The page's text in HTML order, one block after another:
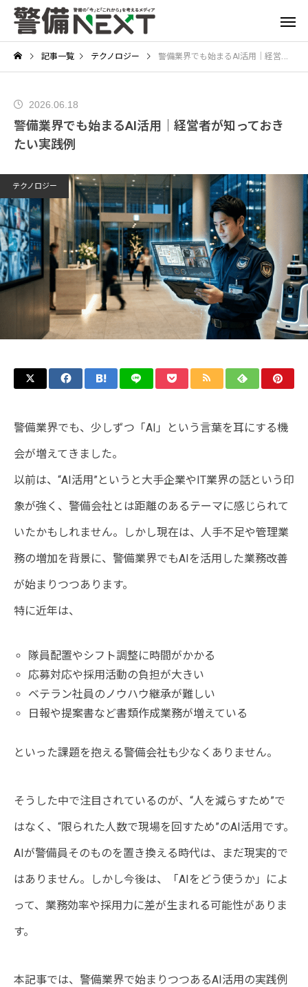
記事一覧 テクノロジー 警備業界でも始まるAI活用｜経営者が知っておきたい実践例
2026.06.18
警備業界でも始まるAI活用｜経営者が知っておき
たい実践例
テクノロジー
警備業界でも、少しずつ「AI」という言葉を耳にする機
会が増えてきました。
以前は、“AI活用”というと大手企業やIT業界の話という印
象が強く、警備会社とは距離のあるテーマに感じられて
いたかもしれません。しかし現在は、人手不足や管理業
務の増加を背景に、警備業界でもAIを活用した業務改善
が始まりつつあります。
特に近年は、
隊員配置やシフト調整に時間がかかる
応募対応や採用活動の負担が大きい
ベテラン社員のノウハウ継承が難しい
日報や提案書など書類作成業務が増えている
といった課題を抱える警備会社も少なくありません。
そうした中で注目されているのが、“人を減らすため”で
はなく、“限られた人数で現場を回すため”のAI活用です。
AIが警備員そのものを置き換える時代は、まだ現実的で
はありません。しかし今後は、「AIをどう使うか」によ
って、業務効率や採用力に差が生まれる可能性がありま
す。
本記事では、警備業界で始まりつつあるAI活用の実践例